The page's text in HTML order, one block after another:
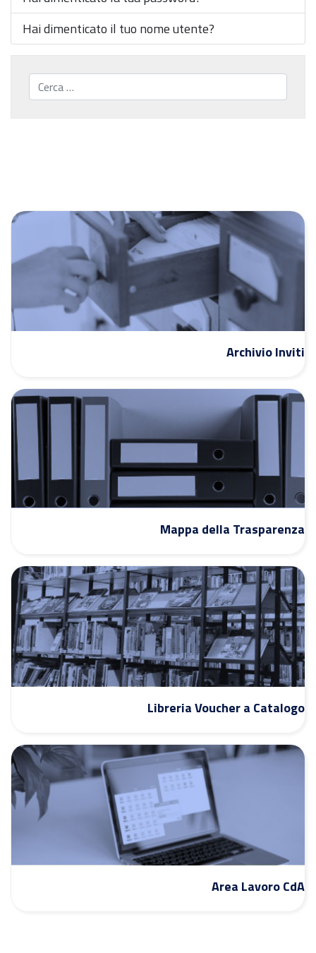
Hai dimenticato il tuo nome utente?
Cerca...
Archivio Inviti
Mappa della Trasparenza
Libreria Voucher a Catalogo
Area Lavoro CdA